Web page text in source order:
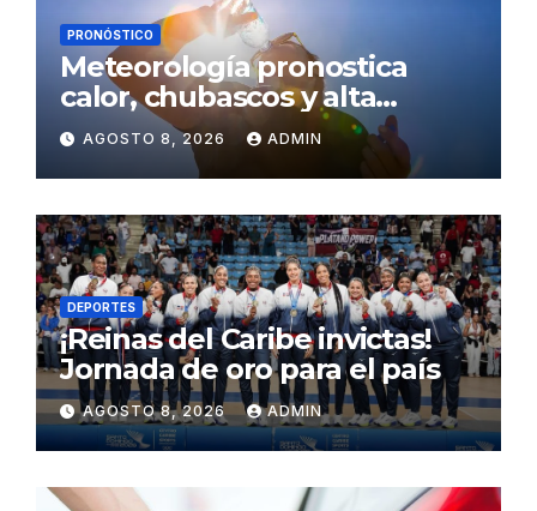
PRONÓSTICO
Meteorología pronostica
calor, chubascos y alta
concentración de polvo del
Sahara para este sábado
AGOSTO 8, 2026 ADMIN
DEPORTES
¡Reinas del Caribe invictas!
Jornada de oro para el país
AGOSTO 8, 2026 ADMIN